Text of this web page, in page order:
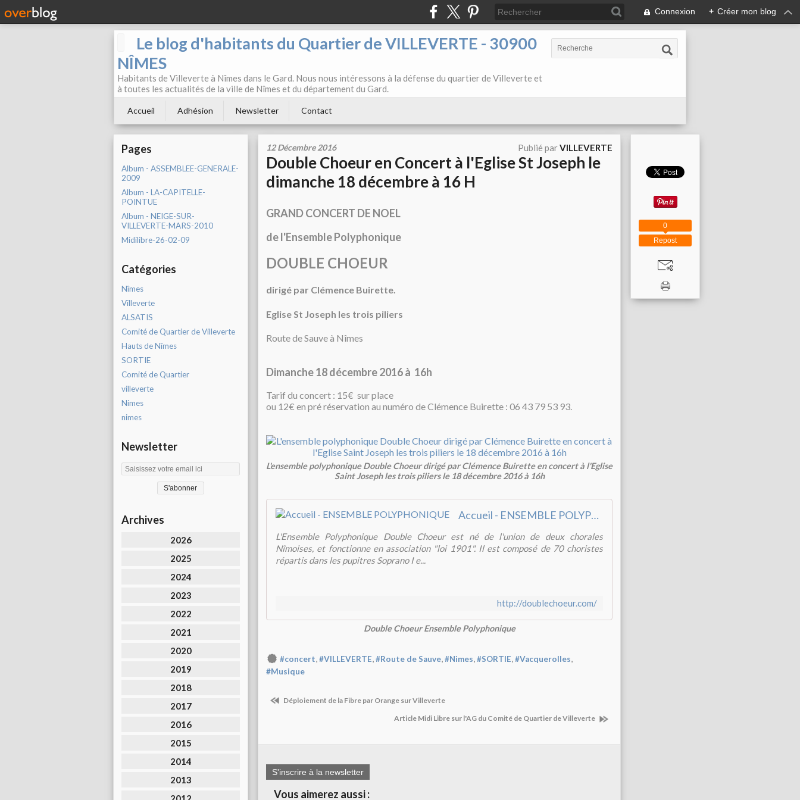
Connexion + Créer mon blog
Le blog d'habitants du Quartier de VILLEVERTE - 30900
NÎMES
Habitants de Villeverte à Nîmes dans le Gard. Nous nous intéressons à la défense du quartier de Villeverte et
à toutes les actualités de la ville de Nîmes et du département du Gard.
Accueil Adhésion Newsletter Contact
Pages
Album - ASSEMBLEE-GENERALE-
2009
Album - LA-CAPITELLE-
POINTUE
Album - NEIGE-SUR-
VILLEVERTE-MARS-2010
Midilibre-26-02-09
Catégories
Nîmes
Villeverte
ALSATIS
Comité de Quartier de Villeverte
Hauts de Nîmes
SORTIE
Comité de Quartier
villeverte
Nimes
nimes
Newsletter
Archives
2026
2025
2024
2023
2022
2021
2020
2019
2018
2017
2016
2015
2014
2013
12 Décembre 2016 Publié parVILLEVERTE
Double Choeur en Concert à l'Eglise St Joseph le
dimanche 18 décembre à 16 H
GRAND CONCERT DE NOEL
de l'Ensemble Polyphonique
DOUBLE CHOEUR
dirigé par Clémence Buirette.
Eglise St Joseph les trois piliers
Route de Sauve à Nîmes
Dimanche 18 décembre 2016 à 16h
Tarif du concert : 15€ sur place
ou 12€ en pré réservation au numéro de Clémence Buirette : 06 43 79 53 93.
L'ensemble polyphonique Double Choeur dirigé par Clémence Buirette en concert à l'Eglise
Saint Joseph les trois piliers le 18 décembre 2016 à 16h
Accueil - ENSEMBLE POLYPHONIQUE
L'Ensemble Polyphonique Double Choeur est né de l'union de deux chorales
Nîmoises, et fonctionne en association "loi 1901". Il est composé de 70 choristes
répartis dans les pupitres Soprano I e...
http://doublechoeur.com/
Double Choeur Ensemble Polyphonique
#concert,#VILLEVERTE,#Route de Sauve,#Nimes,#SORTIE,#Vacquerolles,
#Musique
Déploiement de la Fibre par Orange sur Villeverte
Article Midi Libre sur l'AG du Comité de Quartier de Villeverte
S'inscrire à la newsletter
Vous aimerez aussi :
Repost
0